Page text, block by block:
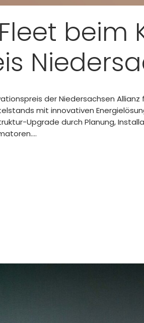
beim
der Niedersachsen
mit innovativen
Upgrade durch Planung,